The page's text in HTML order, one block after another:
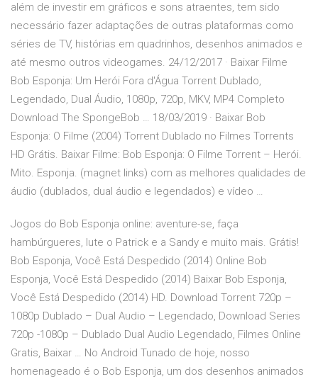
além de investir em gráficos e sons atraentes, tem sido
necessário fazer adaptações de outras plataformas como
séries de TV, histórias em quadrinhos, desenhos animados e
até mesmo outros videogames. 24/12/2017 · Baixar Filme
Bob Esponja: Um Herói Fora d'Água Torrent Dublado,
Legendado, Dual Áudio, 1080p, 720p, MKV, MP4 Completo
Download The SpongeBob … 18/03/2019 · Baixar Bob
Esponja: O Filme (2004) Torrent Dublado no Filmes Torrents
HD Grátis. Baixar Filme: Bob Esponja: O Filme Torrent – Herói.
Mito. Esponja. (magnet links) com as melhores qualidades de
áudio (dublados, dual áudio e legendados) e vídeo …
Jogos do Bob Esponja online: aventure-se, faça
hambúrgueres, lute o Patrick e a Sandy e muito mais. Grátis!
Bob Esponja, Você Está Despedido (2014) Online Bob
Esponja, Você Está Despedido (2014) Baixar Bob Esponja,
Você Está Despedido (2014) HD. Download Torrent 720p –
1080p Dublado – Dual Audio – Legendado, Download Series
720p -1080p – Dublado Dual Audio Legendado, Filmes Online
Gratis, Baixar … No Android Tunado de hoje, nosso
homenageado é o Bob Esponja, um dos desenhos animados